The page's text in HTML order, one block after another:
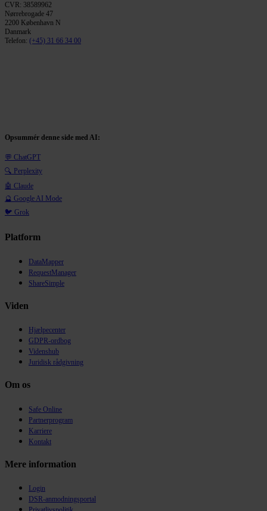
CVR: 38589962
Nørrebrogade 47
2200 København N
Danmark
Telefon: (+45) 31 66 34 00
Opsummér denne side med AI:
💬 ChatGPT
🔍 Perplexity
🤖 Claude
🔮 Google AI Mode
🐦 Grok
Platform
DataMapper
RequestManager
ShareSimple
Viden
Hjælpecenter
GDPR-ordbog
Videnshub
Juridisk rådgivning
Om os
Safe Online
Partnerprogram
Karriere
Kontakt
Mere information
Login
DSR-anmodningsportal